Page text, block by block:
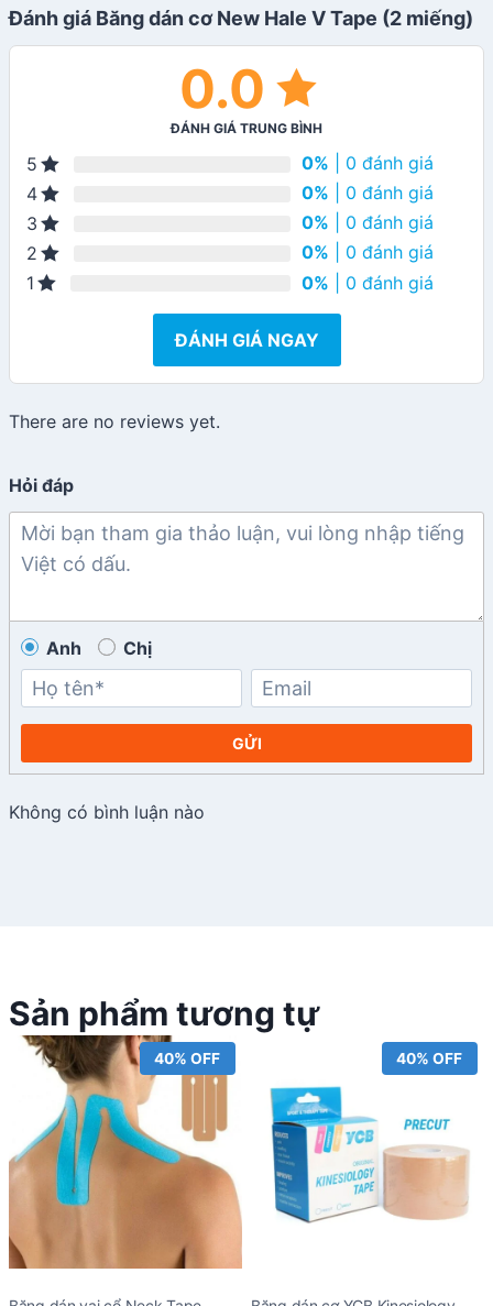
Đánh giá Băng dán cơ New Hale V Tape (2 miếng)
0.0
ĐÁNH GIÁ TRUNG BÌNH
5 0% | 0 đánh giá
4
0% | 0 đánh giá
3
0% | 0 đánh giá
2
0% | 0 đánh giá
1
0% | 0 đánh giá
ĐÁNH GIÁ NGAY
There are no reviews yet.
Hỏi đáp
Anh Chị
GỬI
Không có bình luận nào
Sản phẩm tương tự
40% OFF 40% OFF